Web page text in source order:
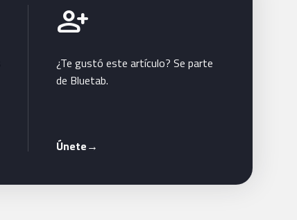
person_add
Únete a Bluetab
¿Te gustó este artículo? Se parte
de Bluetab.
Únete→